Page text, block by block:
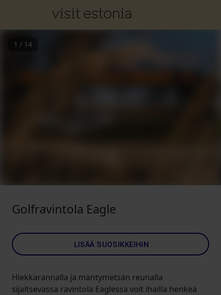
1 / 14
Golfravintola Eagle
LISÄÄ SUOSIKKEIHIN
Hiekkarannalla ja mäntymetsän reunalla
sijaitsevassa ravintola Eaglessa voit ihailla henkeä